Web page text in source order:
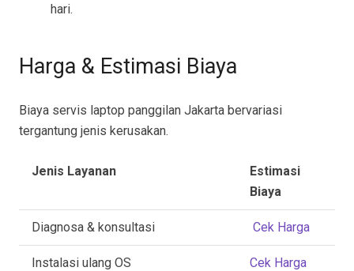
hari.
Harga & Estimasi Biaya
Biaya servis laptop panggilan Jakarta bervariasi
tergantung jenis kerusakan.
Jenis Layanan
Estimasi
Biaya
Diagnosa & konsultasi Cek Harga
Instalasi ulang OS Cek Harga